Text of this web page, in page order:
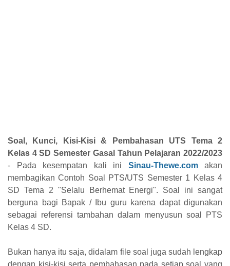
Soal, Kunci, Kisi-Kisi & Pembahasan UTS Tema 2
Kelas 4 SD Semester Gasal Tahun Pelajaran 2022/2023
- Pada kesempatan kali ini Sinau-Thewe.comakan
membagikan Contoh Soal PTS/UTS Semester 1 Kelas 4
SD Tema 2 "Selalu Berhemat Energi". Soal ini sangat
berguna bagi Bapak / Ibu guru karena dapat digunakan
sebagai referensi tambahan dalam menyusun soal PTS
Kelas 4 SD.
Bukan hanya itu saja, didalam file soal juga sudah lengkap
dengan kisi-kisi serta pembahasan pada setiap soal yang